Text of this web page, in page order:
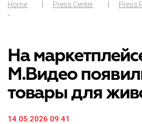
Home Press Center
Press
-
На
М.Видео
товары для
14.05.2026 09:41